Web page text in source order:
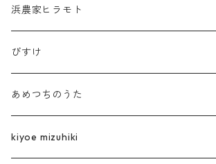
浜農家ヒラモト
びすけ
あめつちのうた
kiyoe mizuhiki